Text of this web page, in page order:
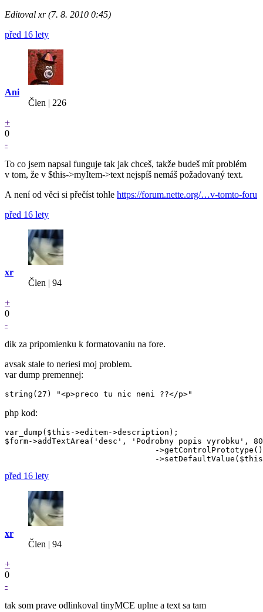
Editoval xr (7. 8. 2010 0:45)
před 16 lety
Ani
Člen | 226
+
0
-
To co jsem napsal funguje tak jak chceš, takže budeš mít problém
v tom, že v $this->myItem->text nejspíš nemáš požadovaný text.
A není od věci si přečíst tohle https://forum.nette.org/…v-tomto-foru
před 16 lety
xr
Člen | 94
+
0
-
dik za pripomienku k formatovaniu na fore.
avsak stale to neriesi moj problem.
var dump premennej:
php kod:
var_dump($this->editem->description);
$form->addTextArea('desc', 'Podrobny popis vyrobku',
před 16 lety
xr
Člen | 94
+
0
-
tak som prave odlinkoval tinyMCE uplne a text sa tam